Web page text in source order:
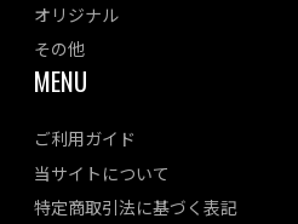
オリジナル
その他
MENU
ご利用ガイド
当サイトについて
特定商取引法に基づく表記